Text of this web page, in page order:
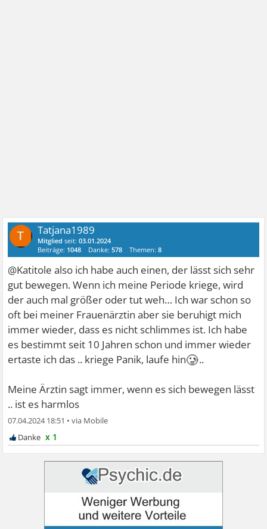
Tatjana1989
Mitglied seit:03.01.2024
Beiträge: 1048 Danke:578 Themen:8
@Katitole also ich habe auch einen, der lässt sich sehr
gut bewegen. Wenn ich meine Periode kriege, wird
der auch mal größer oder tut weh… Ich war schon so
oft bei meiner Frauenärztin aber sie beruhigt mich
immer wieder, dass es nicht schlimmes ist. Ich habe
es bestimmt seit 10 Jahren schon und immer wieder
ertaste ich das .. kriege Panik, laufe hin🥲..
Meine Ärztin sagt immer, wenn es sich bewegen lässt
.. ist es harmlos
07.04.2024 18:51 •
x 1